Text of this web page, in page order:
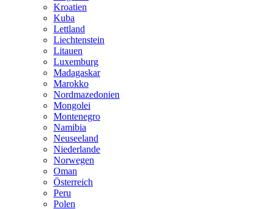
Kroatien
Kuba
Lettland
Liechtenstein
Litauen
Luxemburg
Madagaskar
Marokko
Nordmazedonien
Mongolei
Montenegro
Namibia
Neuseeland
Niederlande
Norwegen
Oman
Österreich
Peru
Polen